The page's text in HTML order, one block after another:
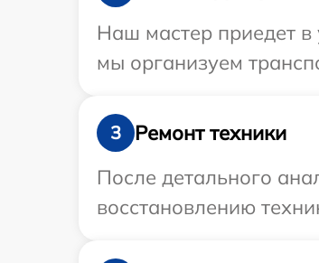
Наш мастер приедет в
мы организуем
3
Ремонт техники
После детального
восстановлению